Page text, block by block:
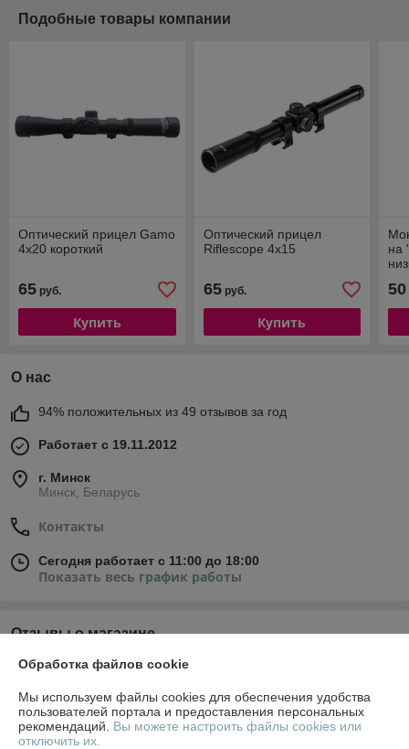
Подобные товары компании
Оптический прицел Gamo
4x20 короткий
65 руб.
Купить
Оптический прицел
Riflescope 4x15
65руб.
Купить
на
50
О нас
94% положительных из 49 отзывов за год
Работает с 19.11.2012
г. Минск
Минск, Беларусь
Контакты
Сегодня работает с 11:00 до 18:00
Показать весь график работы
Отзывы о магазине
У компании пока нет отзывов, добавьте первый
О нас
Обработка файлов cookie
Мы используем файлы cookies для обеспечения удобства
пользователей портала и предоставления персональных
рекомендаций. Вы можете настроить файлы cookies или
отключить их.